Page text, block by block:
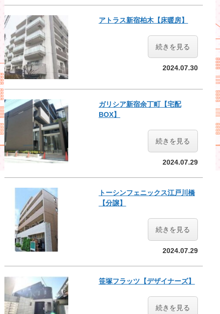
アトラス新宿柏木【床暖房】
続きを見る
2024.07.30
ガリシア新宿余丁町【宅配
BOX】
続きを見る
2024.07.29
トーシンフェニックス江戸川橋
【分譲】
続きを見る
2024.07.29
笹塚フラッツ【デザイナーズ】
続きを見る